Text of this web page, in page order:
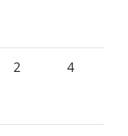
2 4